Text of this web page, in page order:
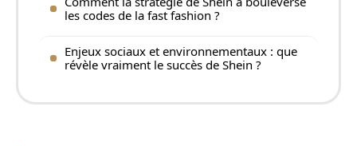
les codes de la fast fashion ?
Enjeux sociaux et environnementaux : que
révèle vraiment le succès de Shein ?